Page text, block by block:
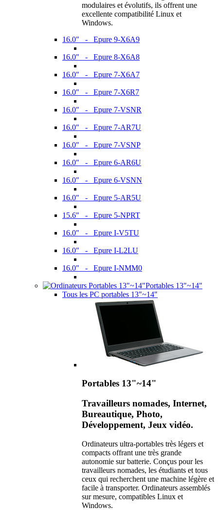
modulaires et évolutifs, ils offrent une
excellente compatibilité Linux et
Windows.
16.0" - Epure 9-X6A9
16.0" - Epure 8-X6A8
16.0" - Epure 7-X6A7
16.0" - Epure 7-X6R7
16.0" - Epure 7-VSNR
16.0" - Epure 7-AR7U
16.0" - Epure 7-VSNP
16.0" - Epure 6-AR6U
16.0" - Epure 6-VSNN
16.0" - Epure 5-AR5U
15.6" - Epure 5-NPRT
16.0" - Epure I-V5TU
16.0" - Epure I-L2LU
16.0" - Epure I-NMM0
Portables 13"~14"
Tous les PC portables 13"~14"
Portables 13"~14"
Travailleurs nomades, Internet,
Bureautique, Photo,
Développement, Jeux vidéo.
Ordinateurs ultra-portables très légers et
compacts offrant une très grande
autonomie sur batterie. Conçus pour les
travailleurs nomades, les étudiants et tous
ceux qui recherchent une machine légère et
facile à transporter. Ordinateurs assemblés
sur mesure, compatibles Linux et
Windows.